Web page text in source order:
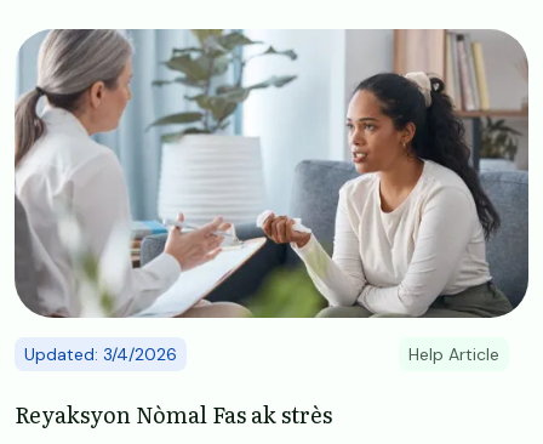
Image
Updated: 3/4/2026 Help Article
​​Reyaksyon Nòmal Fas ak strès